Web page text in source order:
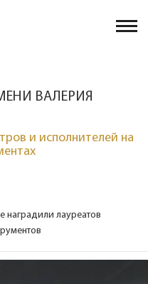
ВАЛЕРИЯ
и исполнителей на
наградили лауреатов